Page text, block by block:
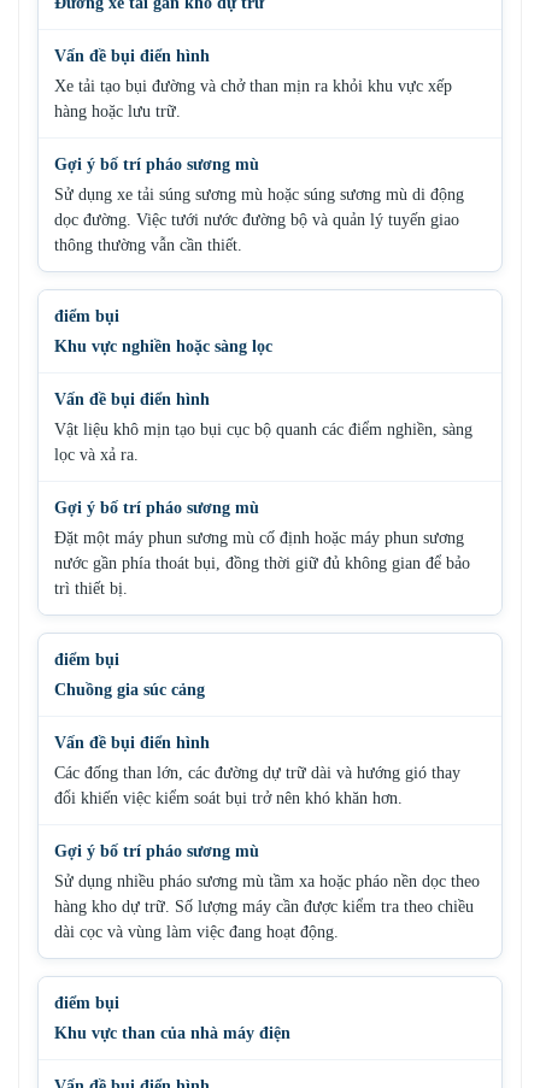
Xe tải tạo bụi đường và chở than mịn ra khỏi khu vực xếp
hàng hoặc lưu trữ.
Sử dụng xe tải súng sương mù hoặc súng sương mù di động
dọc đường. Việc tưới nước đường bộ và quản lý tuyến giao
thông thường vẫn cần thiết.
Khu vực nghiền hoặc sàng lọc
Vật liệu khô mịn tạo bụi cục bộ quanh các điểm nghiền, sàng
lọc và xả ra.
Đặt một máy phun sương mù cố định hoặc máy phun sương
nước gần phía thoát bụi, đồng thời giữ đủ không gian để bảo
trì thiết bị.
Chuồng gia súc cảng
Các đống than lớn, các đường dự trữ dài và hướng gió thay
đổi khiến việc kiểm soát bụi trở nên khó khăn hơn.
Sử dụng nhiều pháo sương mù tầm xa hoặc pháo nền dọc theo
hàng kho dự trữ. Số lượng máy cần được kiểm tra theo chiều
dài cọc và vùng làm việc đang hoạt động.
Khu vực than của nhà máy điện